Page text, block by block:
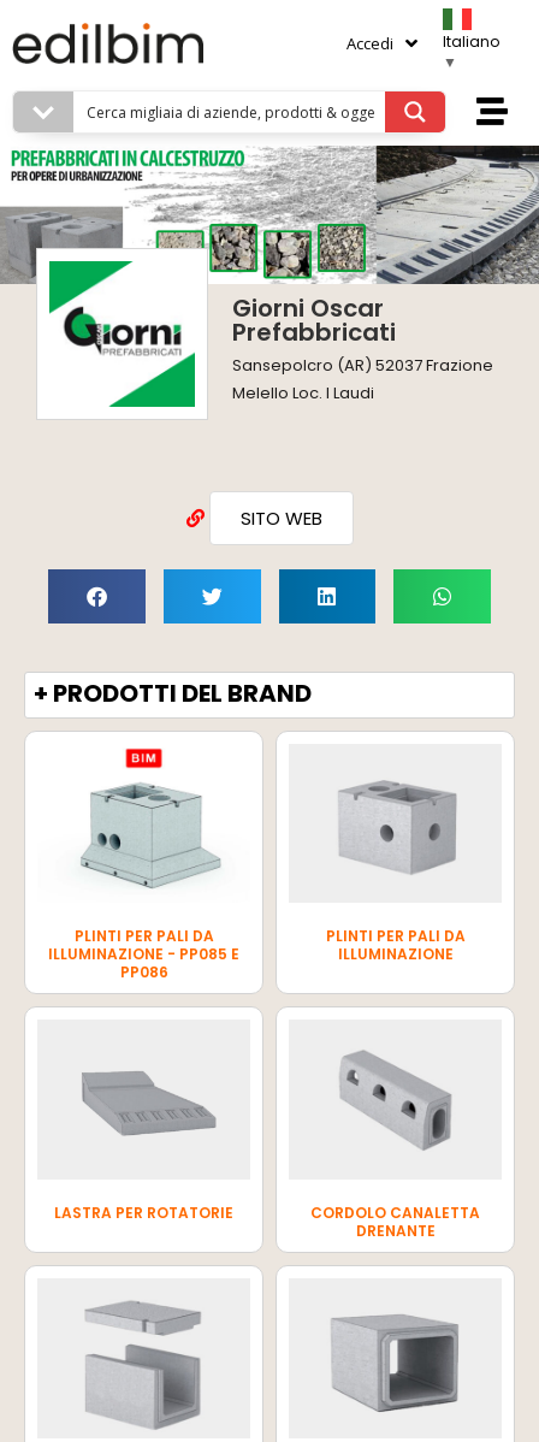
Accedi
Italiano
▼
Giorni Oscar
Prefabbricati
Sansepolcro (AR) 52037 Frazione
Melello Loc. I Laudi
SITO WEB
+ PRODOTTI DEL BRAND
PLINTI PER PALI DA
ILLUMINAZIONE - PP085 E
PP086
PLINTI PER PALI DA
ILLUMINAZIONE
LASTRA PER ROTATORIE
CORDOLO CANALETTA
DRENANTE